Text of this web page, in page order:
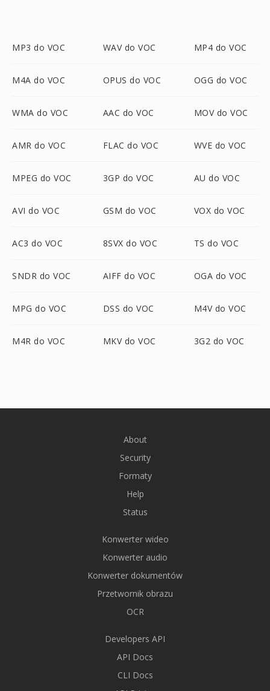
MP3 do VOC WAV do VOC MP4 do VOC
M4A do VOC OPUS do VOC OGG do VOC
WMA do VOC AAC do VOC MOV do VOC
AMR do VOC FLAC do VOC WVE do VOC
MPEG do VOC 3GP do VOC AU do VOC
AVI do VOC GSM do VOC VOX do VOC
AC3 do VOC 8SVX do VOC TS do VOC
SNDR do VOC AIFF do VOC OGA do VOC
MPG do VOC DSS do VOC M4V do VOC
M4R do VOC MKV do VOC 3G2 do VOC
About
Security
Formaty
Help
Status
Konwerter wideo
Konwerter audio
Konwerter dokumentów
Przetwornik obrazu
OCR
Developers API
API Docs
CLI Docs